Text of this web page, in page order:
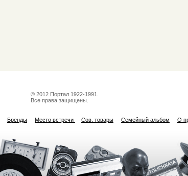
© 2012 Портал 1922-1991.
Все права защищены.
Бренды Место встречи Сов. товары Семейный альбом О